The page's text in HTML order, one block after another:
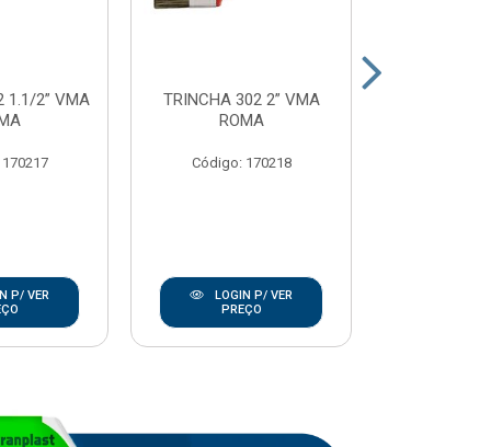
1.1/2” VMA
P/ VER
TRINCHA 302 2” VMA
ROMA
Código: 170218
LOGIN P/ VER
PREÇO